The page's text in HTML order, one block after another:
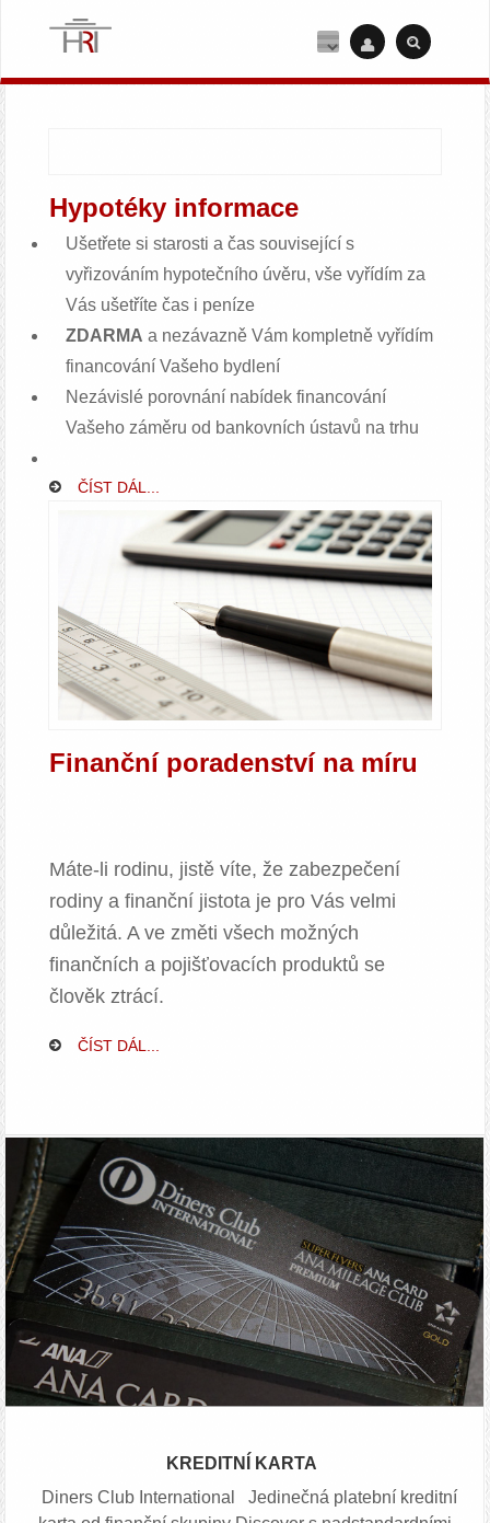
Hypotéky informace
Ušetřete si starosti a čas související s
vyřizováním hypotečního úvěru, vše vyřídím za
Vás ušetříte čas i peníze
ZDARMA a nezávazně Vám kompletně vyřídím
financování Vašeho bydlení
Nezávislé porovnání nabídek financování
Vašeho záměru od bankovních ústavů na trhu
ČÍST DÁL...
Finanční poradenství na míru
Máte-li rodinu, jistě víte, že zabezpečení
rodiny a finanční jistota je pro Vás velmi
důležitá. A ve změti všech možných
finančních a pojišťovacích produktů se
člověk ztrácí.
ČÍST DÁL...
KREDITNÍ KARTA
Diners Club International Jedinečná platební kreditní